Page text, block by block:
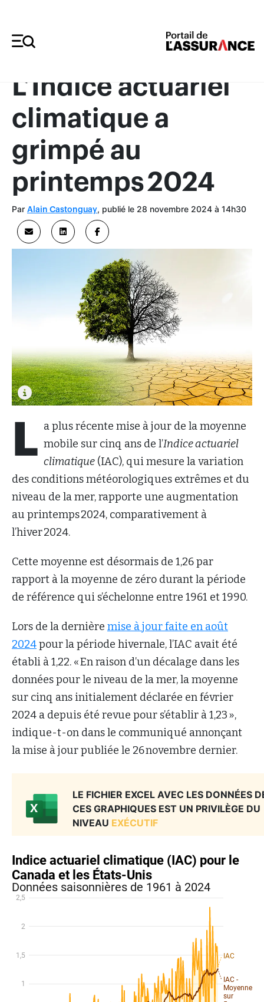
L’Indice actuariel
climatique a
grimpé au
printemps 2024
Par Alain Castonguay, publié le 28 novembre 2024 à 14h30
L a plus récente mise à jour de la moyenne
mobile sur cinq ans de l’Indice actuariel
climatique (IAC), qui mesure la variation
des conditions météorologiques extrêmes et du
niveau de la mer, rapporte une augmentation
au printemps 2024, comparativement à
l’hiver 2024.
Cette moyenne est désormais de 1,26 par
rapport à la moyenne de zéro durant la période
de référence qui s’échelonne entre 1961 et 1990.
Lors de la dernière mise à jour faite en août
2024pour la période hivernale, l’IAC avait été
établi à 1,22. « En raison d’un décalage dans les
données pour le niveau de la mer, la moyenne
sur cinq ans initialement déclarée en février
2024 a depuis été revue pour s’établir à 1,23 »,
indique-t-on dans le communiqué annonçant
la mise à jour publiée le 26 novembre dernier.